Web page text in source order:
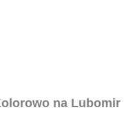
na Lubomir